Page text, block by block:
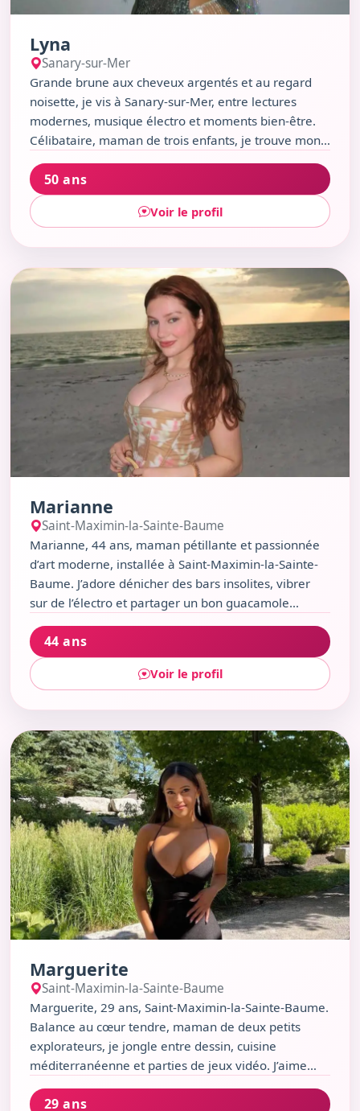
Lyna
Sanary-sur-Mer
Grande brune aux cheveux argentés et au regard
noisette, je vis à Sanary-sur-Mer, entre lectures
modernes, musique électro et moments bien-être.
Célibataire, maman de trois enfants, je trouve mon
équilibre entre humour ironique, passions culturelles
et instants simples. J’aime flâner sur la plage de
Portissol, découvrir un concert au Théâtre Galli ou
savourer un cocktail au Nautic. Sagittaire curieuse et
50 ans
Voir le profil
Voir le profil de Marianne
Marianne
Saint-Maximin-la-Sainte-Baume
Marianne, 44 ans, maman pétillante et passionnée
d’art moderne, installée à Saint-Maximin-la-Sainte-
Baume. J’adore dénicher des bars insolites, vibrer
sur de l’électro et partager un bon guacamole
maison. Sarcastique et chaleureuse, je croque la vie
avec humour et authenticité, toujours prête à refaire
le monde autour d’un verre ou d’une expo. Mon
compagnon à moustaches ? Un lapin curieux, mais
44 ans
Voir le profil
Voir le profil de Marguerite
Marguerite
Saint-Maximin-la-Sainte-Baume
Marguerite, 29 ans, Saint-Maximin-la-Sainte-Baume.
Balance au cœur tendre, maman de deux petits
explorateurs, je jongle entre dessin, cuisine
méditerranéenne et parties de jeux vidéo. J’aime
l’humour sarcastique, les chats câlins et les
discussions sans filtre au Café de la Paix ou sur le
29 ans